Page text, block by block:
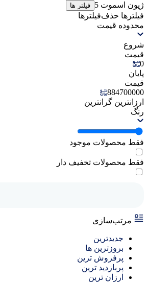
ژیون اسموت 5
فیلتر ها
فیلترها حذف‌فیلتر‌ها
محدوده قیمت
شروع
قیمت
0
پایان
قیمت
884700000
ارزانترین گرانترین
رنگ
فقط محصولات موجود
فقط محصولات تخفیف دار
مرتب‌سازی
جدیدترین
بروزترین ها
پرفروش ترین
پربازدید ترین
ارزان ترین